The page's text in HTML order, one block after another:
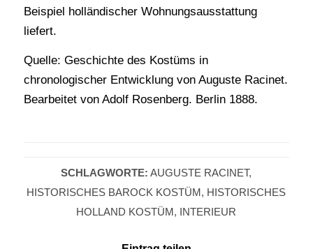
Beispiel holländischer Wohnungsausstattung
liefert.
Quelle: Geschichte des Kostüms in
chronologischer Entwicklung von Auguste Racinet.
Bearbeitet von Adolf Rosenberg. Berlin 1888.
SCHLAGWORTE: AUGUSTE RACINET,
HISTORISCHES BAROCK KOSTÜM, HISTORISCHES
HOLLAND KOSTÜM, INTERIEUR